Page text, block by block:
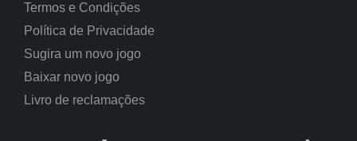
Termos e Condições
Política de Privacidade
Sugira um novo jogo
Baixar novo jogo
Livro de reclamações